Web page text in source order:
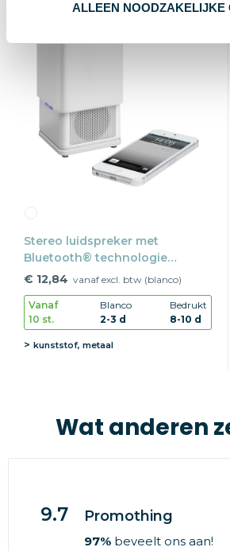
ALLEEN NOODZAKELIJKE
Stereo luidspreker met
Bluetooth® technologie
REFLECTS-NEW YORK
€ 12,84 vanaf excl. btw (blanco)
Vanaf
10 st.
Blanco
2-3 d
Bedrukt
8-10 d
kunststof, metaal
Wat anderen
9.7 Promothing
97%beveelt ons aan!